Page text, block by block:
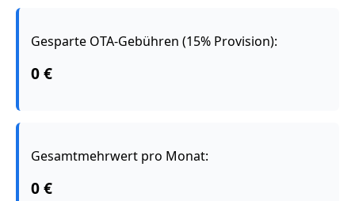
Gesparte OTA-Gebühren (15% Provision):
0 €
Gesamtmehrwert pro Monat:
0 €